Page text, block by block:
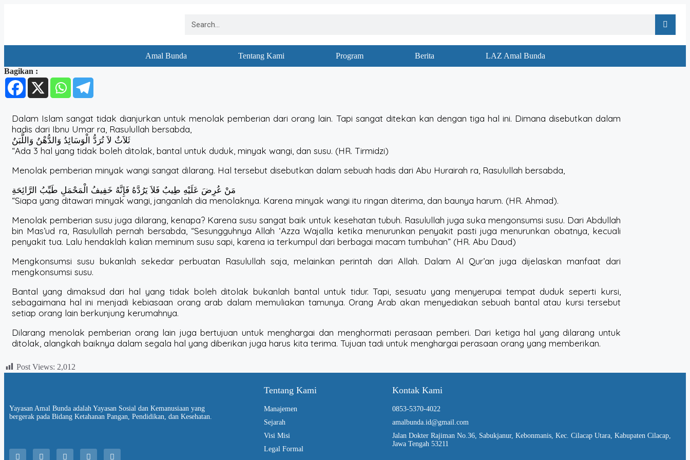
Amal Bunda Tentang Kami Program Berita
LAZ Amal Bunda
Bagikan :
Dalam Islam sangat tidak dianjurkan untuk menolak pemberian dari orang lain. Tapi sangat ditekan kan dengan tiga hal ini. Dimana disebutkan dalam
hadis dari Ibnu Umar ra, Rasulullah bersabda,
ثَلاَثٌ لاَ تُرَدُّ الْوَسَائِدُ وَالدُّهْنُ وَاللَّبَنُ
“Ada 3 hal yang tidak boleh ditolak, bantal untuk duduk, minyak wangi, dan susu. (HR. Tirmidzi)
Menolak pemberian minyak wangi sangat dilarang. Hal tersebut disebutkan dalam sebuah hadis dari Abu Hurairah ra, Rasulullah bersabda,
مَنْ عُرِضَ عَلَيْهِ طِيبٌ فَلاَ يَرُدَّهُ فَإِنَّهُ خَفِيفُ الْمَحْمَلِ طَيِّبُ الرَّائِحَةِ
“Siapa yang ditawari minyak wangi, janganlah dia menolaknya. Karena minyak wangi itu ringan diterima, dan baunya harum. (HR. Ahmad).
Menolak pemberian susu juga dilarang, kenapa? Karena susu sangat baik untuk kesehatan tubuh. Rasulullah juga suka mengonsumsi susu. Dari Abdullah
bin Mas’ud ra, Rasulullah pernah bersabda, “Sesungguhnya Allah ‘Azza Wajalla ketika menurunkan penyakit pasti juga menurunkan obatnya, kecuali
penyakit tua. Lalu hendaklah kalian meminum susu sapi, karena ia terkumpul dari berbagai macam tumbuhan” (HR. Abu Daud)
Mengkonsumsi susu bukanlah sekedar perbuatan Rasulullah saja, melainkan perintah dari Allah. Dalam Al Qur’an juga dijelaskan manfaat dari
mengkonsumsi susu.
Bantal yang dimaksud dari hal yang tidak boleh ditolak bukanlah bantal untuk tidur. Tapi, sesuatu yang menyerupai tempat duduk seperti kursi,
sebagaimana hal ini menjadi kebiasaan orang arab dalam memuliakan tamunya. Orang Arab akan menyediakan sebuah bantal atau kursi tersebut
setiap orang lain berkunjung kerumahnya.
Dilarang menolak pemberian orang lain juga bertujuan untuk menghargai dan menghormati perasaan pemberi. Dari ketiga hal yang dilarang untuk
ditolak, alangkah baiknya dalam segala hal yang diberikan juga harus kita terima. Tujuan tadi untuk menghargai perasaan orang yang memberikan.
Post Views: 2,012
Yayasan Amal Bunda adalah Yayasan Sosial dan Kemanusiaan yang
bergerak pada Bidang Ketahanan Pangan, Pendidikan, dan Kesehatan.
Tentang Kami
Manajemen
Sejarah
Visi Misi
Legal Formal
Kontak Kami
0853-5370-4022
amalbunda.id@gmail.com
Jalan Dokter Rajiman No.36, Sabukjanur, Kebonmanis, Kec. Cilacap Utara, Kabupaten Cilacap,
Jawa Tengah 53211